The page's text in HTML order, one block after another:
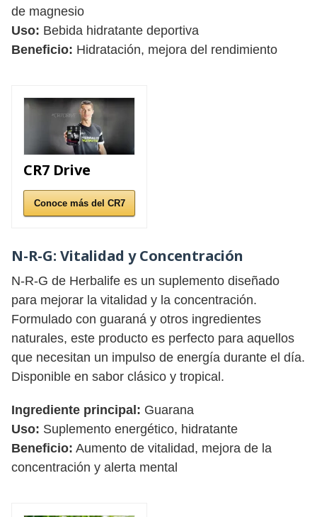
de magnesio
Uso: Bebida hidratante deportiva
Beneficio: Hidratación, mejora del rendimiento
CR7 Drive
Conoce más del CR7
N-R-G: Vitalidad y Concentración
N-R-G de Herbalife es un suplemento diseñado
para mejorar la vitalidad y la concentración.
Formulado con guaraná y otros ingredientes
naturales, este producto es perfecto para aquellos
que necesitan un impulso de energía durante el día.
Disponible en sabor clásico y tropical.
Ingrediente principal: Guarana
Uso: Suplemento energético, hidratante
Beneficio: Aumento de vitalidad, mejora de la
concentración y alerta mental